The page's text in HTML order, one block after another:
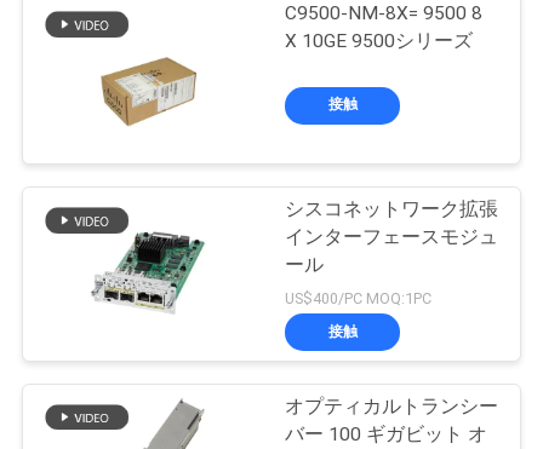
C9500-NM-8X= 9500 8
X 10GE 9500シリーズ
接触
シスコネットワーク拡張
インターフェースモジュ
ール
US$400/PC MOQ:1PC
接触
オプティカルトランシー
バー 100 ギガビット オ